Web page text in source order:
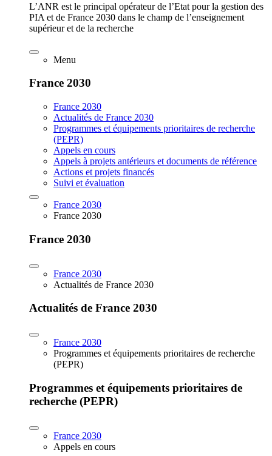
L’ANR est le principal opérateur de l’Etat pour la gestion des
PIA et de France 2030 dans le champ de l’enseignement
supérieur et de la recherche
Menu
France 2030
France 2030
Actualités de France 2030
Programmes et équipements prioritaires de recherche
(PEPR)
Appels en cours
Appels à projets antérieurs et documents de référence
Actions et projets financés
Suivi et évaluation
France 2030
France 2030
France 2030
France 2030
Actualités de France 2030
Actualités de France 2030
France 2030
Programmes et équipements prioritaires de recherche
(PEPR)
Programmes et équipements prioritaires de
recherche (PEPR)
France 2030
Appels en cours